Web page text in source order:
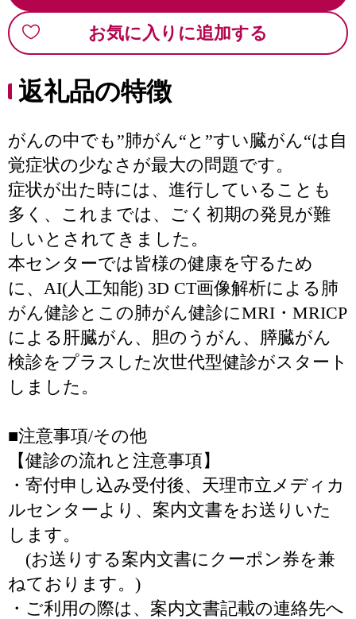
お気に入りに追加する
返礼品の特徴
がんの中でも”肺がん“と”すい臓がん“は自
覚症状の少なさが最大の問題です。
症状が出た時には、進行していることも
多く、これまでは、ごく初期の発見が難
しいとされてきました。
本センターでは皆様の健康を守るため
に、AI(人工知能) 3D CT画像解析による肺
がん健診とこの肺がん健診にMRI・MRICP
による肝臓がん、胆のうがん、膵臓がん
検診をプラスした次世代型健診がスタート
しました。
■注意事項/その他
【健診の流れと注意事項】
・寄付申し込み受付後、天理市立メディカ
ルセンターより、案内文書をお送りいた
します。
(お送りする案内文書にクーポン券を兼
ねております。)
・ご利用の際は、案内文書記載の連絡先へ